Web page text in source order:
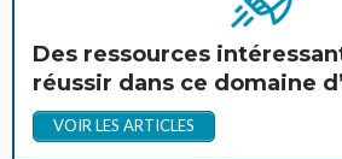
Des ressources
réussir dans ce domaine
VOIR LES ARTICLES